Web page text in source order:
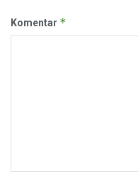
Komentar *